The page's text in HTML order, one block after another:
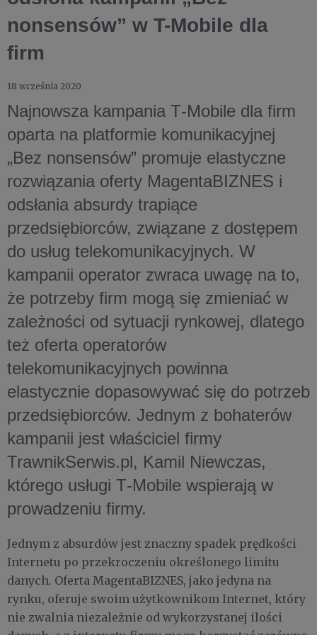
nonsensów” w T-Mobile dla
firm
18 września 2020
Najnowsza kampania T‑Mobile dla firm
oparta na platformie komunikacyjnej
„Bez nonsensów” promuje elastyczne
rozwiązania oferty MagentaBIZNES i
odsłania absurdy trapiące
przedsiębiorców, związane z dostępem
do usług telekomunikacyjnych. W
kampanii operator zwraca uwagę na to,
że potrzeby firm mogą się zmieniać w
zależności od sytuacji rynkowej, dlatego
też oferta operatorów
telekomunikacyjnych powinna
elastycznie dopasowywać się do potrzeb
przedsiębiorców. Jednym z bohaterów
kampanii jest właściciel firmy
TrawnikSerwis.pl, Kamil Niewczas,
którego usługi T‑Mobile wspierają w
prowadzeniu firmy.
Jednym z absurdów jest znaczny spadek prędkości
Internetu po przekroczeniu określonego limitu
danych. Oferta MagentaBIZNES, jako jedyna na
rynku, oferuje swoim użytkownikom Internet, który
nie zwalnia niezależnie od wykorzystanej ilości